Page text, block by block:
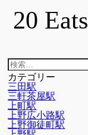
20 Eats
検
索:
カテゴリー
三田駅
三軒茶屋駅
上町駅
上野広小路駅
上野御徒町駅